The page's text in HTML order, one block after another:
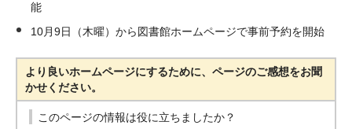
能
10月9日（木曜）から図書館ホームページで事前予約を開始
より良いホームページにするために、ページのご感想をお聞
かせください。
このページの情報は役に立ちましたか？